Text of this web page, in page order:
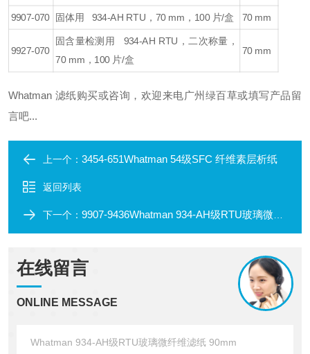
9907-070 固体用 934-AH RTU，70 mm，100 片/盒 70 mm
9927-070
固含量检测用 934-AH RTU，二次称量，
70 mm，100 片/盒
70 mm
Whatman 滤纸购买或咨询，欢迎来电广州绿百草或填写产品留
言吧...
上一个： 3454-651Whatman 54级SFC 纤维素层析纸
返回列表
下一个： 9907-9436Whatman 934-AH级RTU玻璃微纤维滤纸 47mm
在线留言
ONLINE MESSAGE